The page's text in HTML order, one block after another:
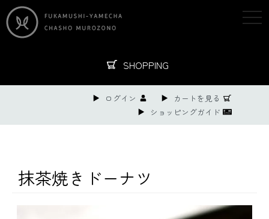
SHOPPING
ログイン
カートを見る
ショッピングガイド
抹茶焼きドーナツ